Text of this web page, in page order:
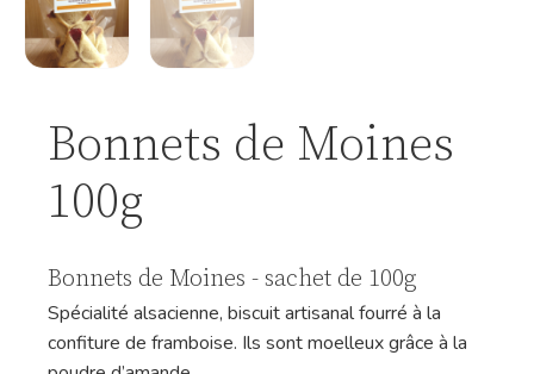
Bonnets de Moines
100g
Bonnets de Moines - sachet de 100g
Spécialité alsacienne, biscuit artisanal fourré à la
confiture de framboise. Ils sont moelleux grâce à la